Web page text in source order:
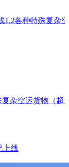
1.2各种特殊复杂
杂空运货物（
上线